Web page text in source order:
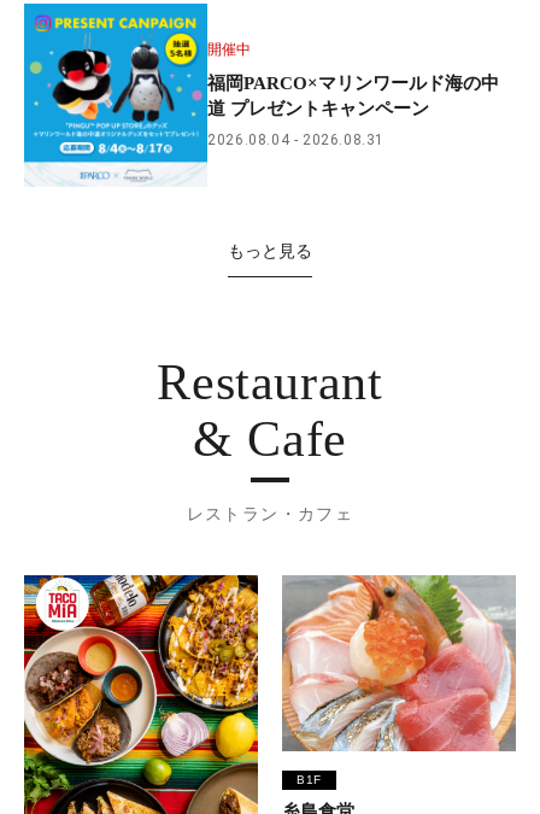
開催中
福岡PARCO×マリンワールド海の中
道 プレゼントキャンペーン
2026.08.04 2026.08.31
もっと見る
Restaurant
& Cafe
レストラン・カフェ
B1F